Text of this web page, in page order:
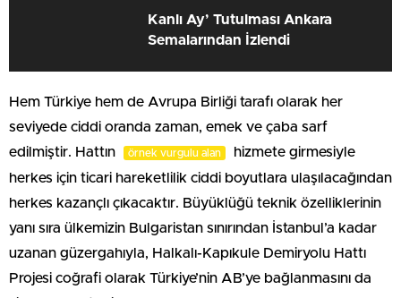
Kanlı Ay’ Tutulması Ankara
Semalarından İzlendi
Hem Türkiye hem de Avrupa Birliği tarafı olarak her
seviyede ciddi oranda zaman, emek ve çaba sarf
edilmiştir. Hattın
örnek vurgulu alan
hizmete girmesiyle
herkes için ticari hareketlilik ciddi boyutlara ulaşılacağından
herkes kazançlı çıkacaktır. Büyüklüğü teknik özelliklerinin
yanı sıra ülkemizin Bulgaristan sınırından İstanbul’a kadar
uzanan güzergahıyla, Halkalı-Kapıkule Demiryolu Hattı
Projesi coğrafi olarak Türkiye’nin AB’ye bağlanmasını da